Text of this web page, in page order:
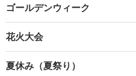
ゴールデンウィーク
花火大会
夏休み（夏祭り）